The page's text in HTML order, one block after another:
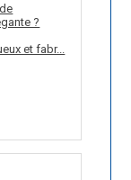
?
et fabr...